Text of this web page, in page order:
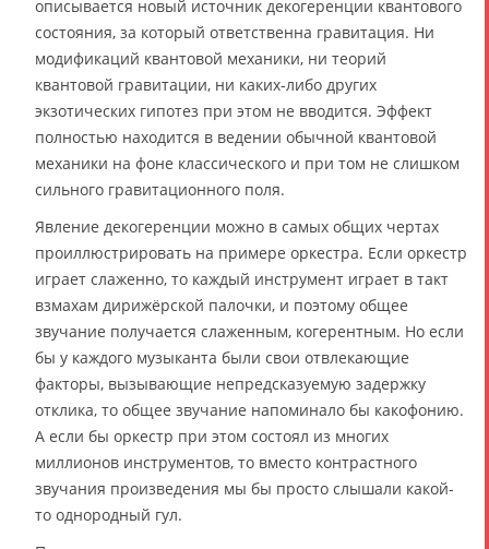
описывается новый источник декогеренции квантового
состояния, за который ответственна гравитация. Ни
модификаций квантовой механики, ни теорий
квантовой гравитации, ни каких-либо других
экзотических гипотез при этом не вводится. Эффект
полностью находится в ведении обычной квантовой
механики на фоне классического и при том не слишком
сильного гравитационного поля.
Явление декогеренции можно в самых общих чертах
проиллюстрировать на примере оркестра. Если оркестр
играет слаженно, то каждый инструмент играет в такт
взмахам дирижёрской палочки, и поэтому общее
звучание получается слаженным, когерентным. Но если
бы у каждого музыканта были свои отвлекающие
факторы, вызывающие непредсказуемую задержку
отклика, то общее звучание напоминало бы какофонию.
А если бы оркестр при этом состоял из многих
миллионов инструментов, то вместо контрастного
звучания произведения мы бы просто слышали какой-
то однородный гул.